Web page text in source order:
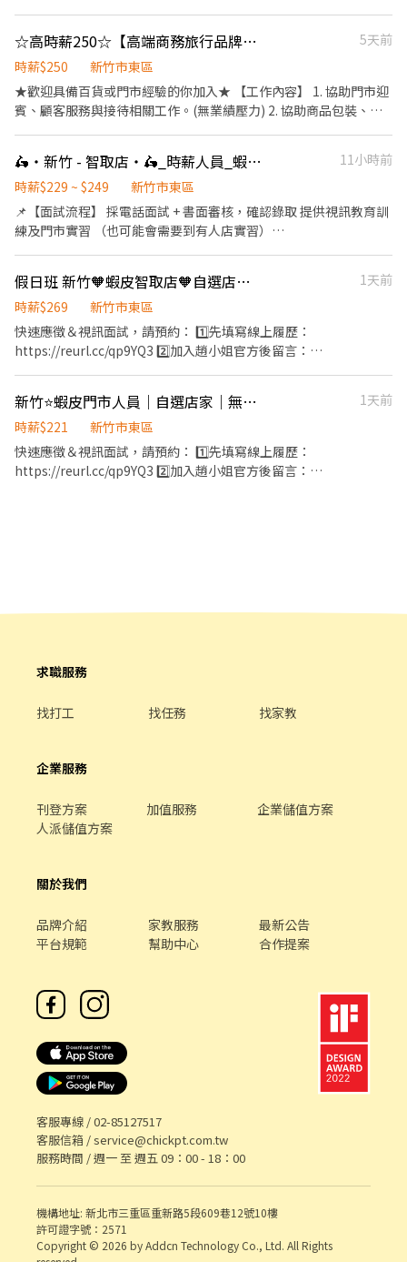
秋獎金 - 📦 工作內容 1️⃣ 包裹上架、裝箱、理貨、搬運、盤點 ▸ 請先
自行評估身體是否能搬重 2️⃣ 工作性質為多門市跑點，不需久待門
市，『著重於上架速度與準確度』 3️⃣ 設備維護與基本門市環境清潔
4️⃣ 必須有機車駕照及自備機車，依門市需求配合支援距離 10 公里
內門市 5️⃣ 其他主管交辦工作內容與機動性協助 - ⏰ 班別說明 早班▸
班排班約2–6 小時 📌 實際排班依由 門市主管 排班 📌 須配合一周至
少給4天(至少1天為假日) - 💰 薪資福利 早班時薪 $229 （基本時薪
勞保（一定有） ✅ 健保自行決定是否加保 ✅ 任職滿半年享端午 / 中
秋獎金 ✅ 薪資匯款（無法領現） - 📍 參考門市地點 ＃實際會依門市
需求配合距離 10 公里內的門市 新竹光復三 - 智取店｜新竹市東區光
復路一段45號1樓 新竹竹蓮 - 智取店｜新竹市東區南大路382號1樓
｜新竹市東區慈雲路125號1、2樓 新竹鐵道 - 智取店｜新竹市東區
鐵道路一段28巷81號1樓 - 📌 小提醒 每日皆有面試安排，實際缺額
依門市狀況調整，有興趣請按下【立即應徵】投遞履歷，把握機
會！ 🎈 其他區域、店型 職缺詢問｜點擊連結加入官方賴
https://lin.ee/oF0vyAn (ID : @270jwauh) ▸ 加入後請主動傳送
訊息才看到唷！
☆高時薪250☆【高端商務旅行品牌：新竹巨城門市長期PT】| RFS_289
5天前
時薪$250
新竹市東區
★歡迎具備百貨或門市經驗的你加入★ 【工作內容】 1. 協助門市迎
賓、顧客服務與接待相關工作。(無業績壓力) 2. 協助商品包裝、陳
【工作時間】 需可配合6個月以上 配合百貨營業時間 (10:00-22:00)
每日排班8小時，每周3~4天為主 【薪資】 時薪$250 【工作地點】
Big City 遠東巨城購物中心 新竹市東區中央路239號1樓 【其他條
件】 需自備黑衣黑褲黑鞋作為制服
🛵・新竹 - 智取店・🛵_時薪人員_蝦皮店到店
11小時前
時薪$229 ~ $249
新竹市東區
📌【面試流程】 採電話面試 + 書面審核，確認錄取 提供視訊教育訓
練及門市實習 （也可能會需要到有人店實習）
護作業 一天會跑2-4間鄰近門市，跑點距離約 10 公里內 （也可能會
需要到有人店支援理貨） 必須自備機車🛵
~*~*~*~*~*~*~*~*~*~*~*~*~*~*~*~*~*~ 📌【上班班別＆排班說
明】 ☑︎早班：07:00 - 13:30 時段內區間安排 ______ 彈性07:00 -
08:30間可到班 ☑︎晚班：18:30 - 23:30 ______ 特定區域需要17:30
情況排班，不一定會做滿整個時段 ⭐ 實際工時通常是 2 - 4小時，無
固定時數 ⭐ 時間都有可能會因貨物量多與少做調整 ⭐ 貨物量多少，
天 ☑︎ 假日：每週至少配合 1 天
~*~*~*~*~*~*~*~*~*~*~*~*~*~*~*~*~*~ 📌【薪資計算】 基本時
竹市北區四維路36號1樓 新竹湳中 - 智取店 新竹市北區湳中街107號
區明湖路698號1樓 新竹竹蓮 - 智取店 新竹市東區南大路382號1樓
假日班 新竹🧡蝦皮智取店🧡自選店家｜無經驗可｜快速報到
1天前
時薪$269
新竹市東區
快速應徵＆視訊面試，請預約： 1️⃣先填寫線上履歷：
https://reurl.cc/qp9YQ3 2️⃣加入趙小姐官方後留言：
工作內容： 1. 包裹收寄、搬運、盤點、理貨、上架等 2. 維持門市作
業區環境、清潔維護作業 3. 智取店為無人商店，有單日跑點1-5間
門市 4. 須配合蝦皮店到店工作內容調整 5. 須配合鄰近有人店門市支
援 ✅工作時間： 早班：07:00~08:30起班-13:30 晚班：17:30~18:30
起班-23:30 夜班： 23:30–03:30 (彈性排班2-6小時視情況加班) ＊假
山 - 智取店 新竹市東區寶山路35號1樓 ☑️需有機車&駕照 ☑️至少配合
新竹⭐蝦皮門市人員｜自選店家｜無經驗可｜快速報到❤️
1天前
時薪$221
新竹市東區
快速應徵＆視訊面試，請預約： 1️⃣先填寫線上履歷：
https://reurl.cc/qp9YQ3 2️⃣加入趙小姐官方後留言：
一街116號1樓 新竹建中店 新竹市東區建中路85號1樓 新竹關新店
新竹市東區關新東路360號1樓 😊門市缺額變動很快很快，先搶先贏
上 ☑️ 需配合加班，搬運重物（約 15 公斤） 💡皆會提供完整教育訓
求職服務
找打工 找任務 找家教
企業服務
刊登方案 加值服務
企業儲值方案
人派儲值方案
關於我們
品牌介紹 家教服務
最新公告
平台規範
幫助中心 合作提案
客服專線 /02-85127517
客服信箱 /service@chickpt.com.tw
服務時間 / 週一 至 週五 09：00 - 18：00
機構地址: 新北市三重區重新路5段609巷12號10樓
許可證字號：2571
Copyright © 2026 by Addcn Technology Co., Ltd. All Rights